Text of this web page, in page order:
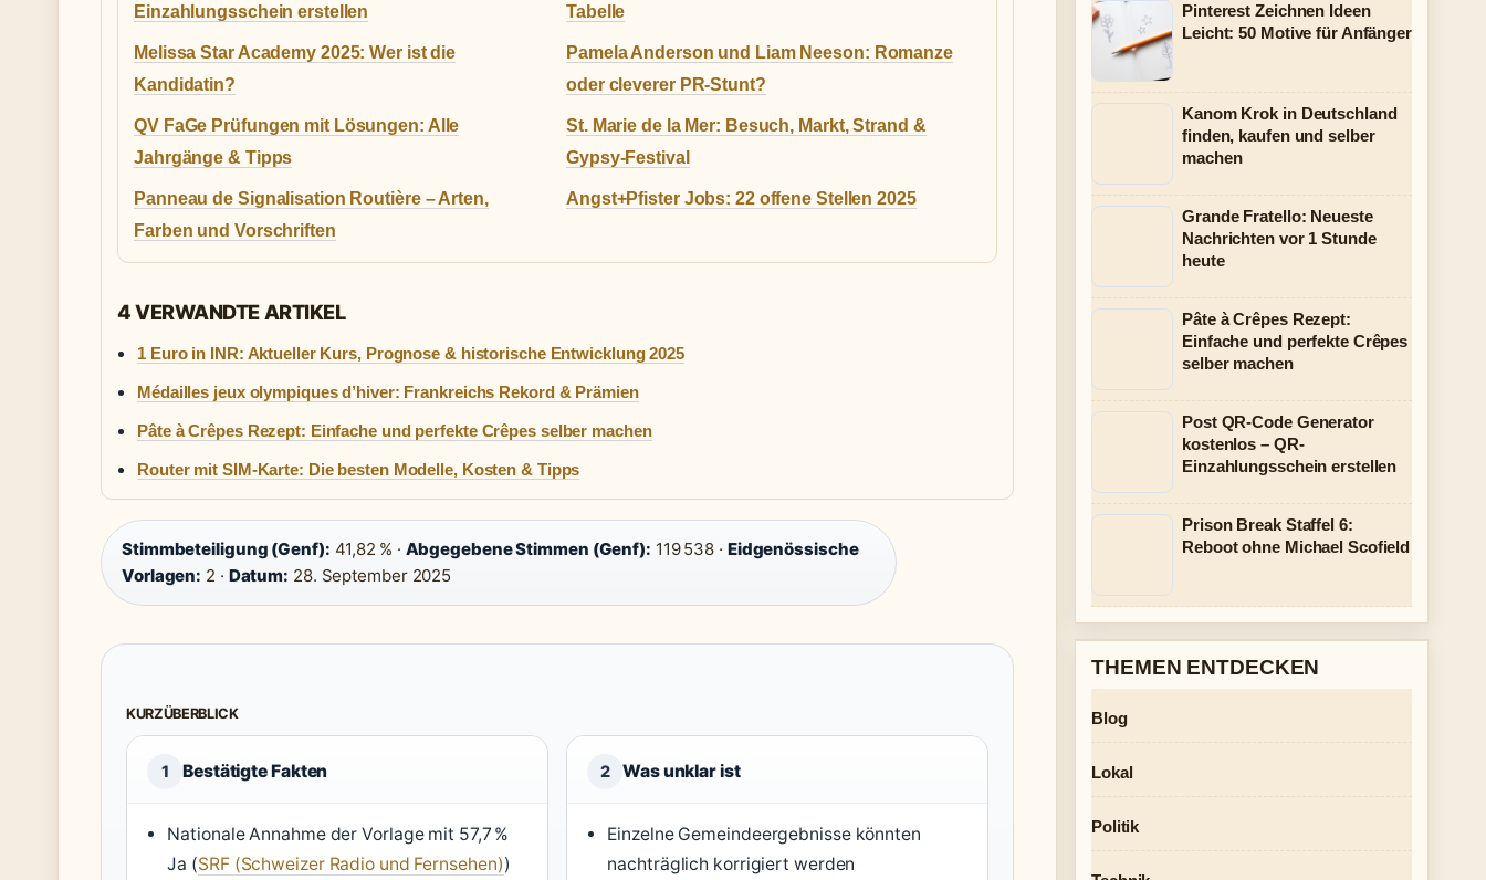
Einzahlungsschein erstellen
Tabelle
Melissa Star Academy 2025: Wer ist die
Kandidatin?
Pamela Anderson und Liam Neeson: Romanze
oder cleverer PR-Stunt?
QV FaGe Prüfungen mit Lösungen: Alle
Jahrgänge & Tipps
St. Marie de la Mer: Besuch, Markt, Strand &
Gypsy-Festival
Panneau de Signalisation Routière – Arten,
Farben und Vorschriften
Angst+Pfister Jobs: 22 offene Stellen 2025
4 VERWANDTE ARTIKEL
1 Euro in INR: Aktueller Kurs, Prognose & historische Entwicklung 2025
Médailles jeux olympiques d’hiver: Frankreichs Rekord & Prämien
Pâte à Crêpes Rezept: Einfache und perfekte Crêpes selber machen
Router mit SIM-Karte: Die besten Modelle, Kosten & Tipps
Stimmbeteiligung (Genf): 41,82 % · Abgegebene Stimmen (Genf): 119 538 · Eidgenössische
Vorlagen: 2 · Datum: 28. September 2025
KURZÜBERBLICK
1 Bestätigte Fakten
Nationale Annahme der Vorlage mit 57,7 %
Ja (SRF (Schweizer Radio und Fernsehen))
2 Was unklar ist
Einzelne Gemeindeergebnisse könnten
nachträglich korrigiert werden
Pinterest Zeichnen Ideen
Leicht: 50 Motive für Anfänger
Kanom Krok in Deutschland
finden, kaufen und selber
machen
Grande Fratello: Neueste
Nachrichten vor 1 Stunde
heute
Pâte à Crêpes Rezept:
Einfache und perfekte Crêpes
selber machen
Post QR-Code Generator
kostenlos – QR-
Einzahlungsschein erstellen
Prison Break Staffel 6:
Reboot ohne Michael Scofield
THEMEN ENTDECKEN
Blog
Lokal
Politik